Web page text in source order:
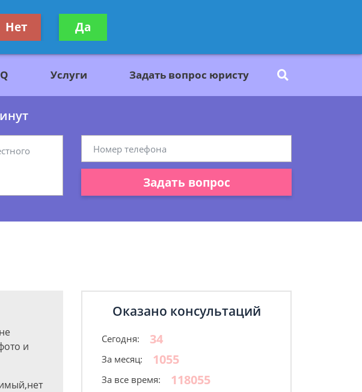
Получите консультацию
бесплатно
Услуги Задать вопрос юристу
Задать вопрос
и
Оказано консультаций
Сегодня: 34
За месяц: 1055
За все время: 118055
Нет Да